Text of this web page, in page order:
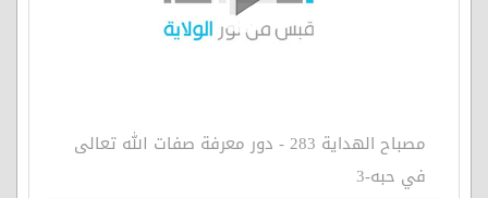
مصباح الهداية 283 - دور معرفة صفات الله تعالى
في حبه-3